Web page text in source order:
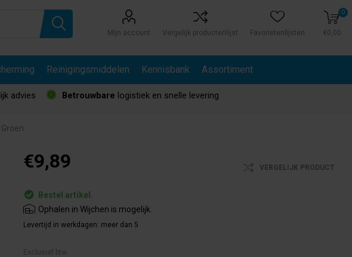
Mijn account Vergelijk productenlijst Favorietenlijsten
0
€0,00
Reinigingsmiddelen Kennisbank Assortiment
advies Betrouwbare logistiek en snelle levering
€9,89 VERGELIJK PRODUCT
Bestel artikel.
Ophalen in Wijchen is mogelijk.
Levertijd in werkdagen: meer dan 5
Exclusief btw.